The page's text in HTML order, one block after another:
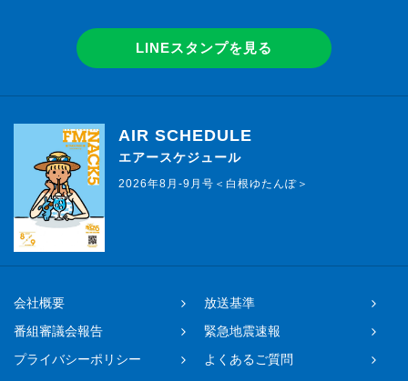
LINEスタンプを見る
AIR SCHEDULE
エアースケジュール
2026年8月-9月号＜白根ゆたんぽ＞
会社概要
放送基準
番組審議会報告
緊急地震速報
プライバシーポリシー
よくあるご質問